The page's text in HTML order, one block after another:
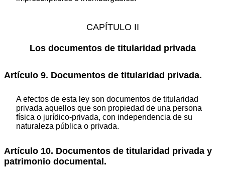
CAPÍTULO II
Los documentos de titularidad privada
Artículo 9. Documentos de titularidad privada.
A efectos de esta ley son documentos de titularidad
privada aquellos que son propiedad de una persona
física o jurídico-privada, con independencia de su
naturaleza pública o privada.
Artículo 10. Documentos de titularidad privada y
patrimonio documental.